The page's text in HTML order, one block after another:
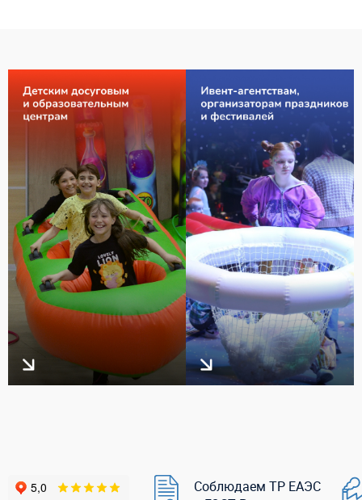
Соблюдаем ТР ЕАЭС